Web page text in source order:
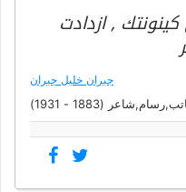
, ازدادت
جبران خليل جبران
(1883 - 1931)